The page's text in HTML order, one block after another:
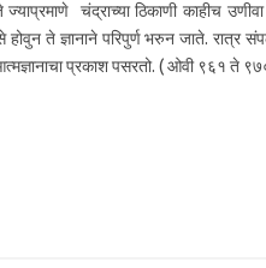
ज्याप्रमाणे चंद्राच्या ठिकाणी काहीच
ते ज्ञानाने परिपुर्ण भरुन जाते. रात्र
प्रकाश पसरतो. ( ओवी ९६१ ते